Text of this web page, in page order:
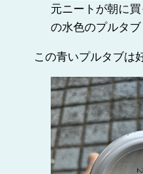
元ニートが朝に
の水色のプルタブ
この青いプルタブは